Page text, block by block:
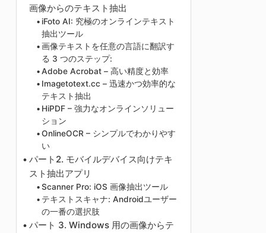
画像からのテキスト抽出
iFoto AI: 究極のオンラインテキスト
抽出ツール
画像テキストを任意の言語に翻訳す
る 3 つのステップ:
Adobe Acrobat – 高い精度と効率
Imagetotext.cc – 迅速かつ効率的な
テキスト抽出
HiPDF – 強力なオンラインソリュー
ション
OnlineOCR – シンプルでわかりやす
い
パート2. モバイルデバイス向けテキ
スト抽出アプリ
Scanner Pro: iOS 画像抽出ツール
テキストスキャナ: Androidユーザー
の一番の選択肢
パート 3. Windows 用の画像からテ